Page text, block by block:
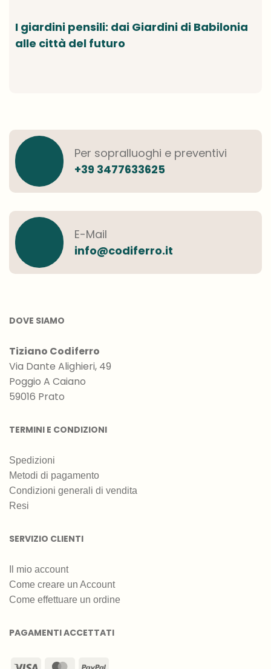
I giardini pensili: dai Giardini di Babilonia
alle città del futuro
Per sopralluoghi e preventivi
+39 3477633625
E-Mail
info@codiferro.it
DOVE SIAMO
Tiziano Codiferro
Via Dante Alighieri, 49
Poggio A Caiano
59016 Prato
TERMINI E CONDIZIONI
Spedizioni
Metodi di pagamento
Condizioni generali di vendita
Resi
SERVIZIO CLIENTI
Il mio account
Come creare un Account
Come effettuare un ordine
PAGAMENTI ACCETTATI
Visa MasterCardPayPal